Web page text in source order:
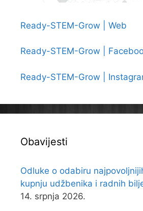
Ready-STEM-Grow | Web
Ready-STEM-Grow |
Ready-STEM-Grow |
Obavijesti
Odluke o odabiru
kupnju udžbenika i radnih
14. srpnja 2026.